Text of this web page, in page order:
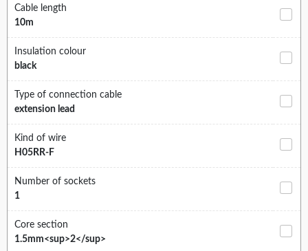
Cable length
10m
Insulation colour
black
Type of connection cable
extension lead
Kind of wire
H05RR-F
Number of sockets
1
Core section
1.5mm<sup>2</sup>